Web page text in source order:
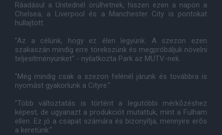
Ráadásul a Unitednél örülhetnek, hiszen ezen a napon a
Chelsea, a Liverpool és a Manchester City is pontokat
hullajtott.
"Az a célünk, hogy ez élen legyünk. A szezon ezen
szakaszán mindig erre törekszünk és megpróbáljuk növelni
teljesítményünket" - nyilatkozta Park az MUTV-nek.
"Még mindig csak a szezon felénél járunk és továbbra is
nyomást gyakorlunk a Cityre."
"Több változtatás is történt a legutóbbi mérkõzéshez
képest, de ugyanazt a produkciót mutattuk, mint a Fulham
ellen. Ez jó a csapat számára és bizonyítja, mennyire erõs
a keretünk."